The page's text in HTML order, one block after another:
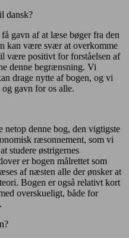
dansk?
gavn af at læse bøger fra den
kan være svær at overkomme
være positivt for forståelsen af
denne begrænsning. Vi
drage nytte af bogen, og vi
gavn for os alle.
denne bog, den vigtigste
ræsonnement, som vi
studere østrigernes
er bogen målrettet som
af næsten alle der ønsker at
Bogen er også relativt kort
overskueligt, både for